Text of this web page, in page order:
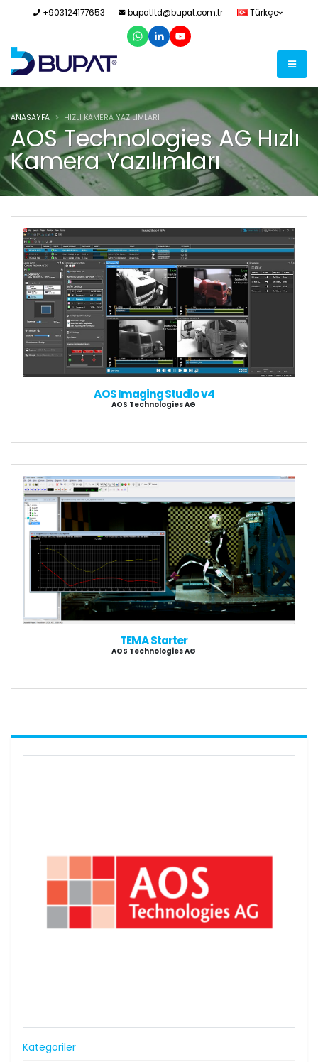
+903124177653 bupatltd@bupat.com.tr Türkçe
AOS Technologies AG Hızlı
Kamera Yazılımları
ANASAYFA HIZLI KAMERA YAZILIMLARI
Kategoriler
AOS Imaging Studio v4
AOS Technologies AG
TEMA Starter
AOS Technologies AG